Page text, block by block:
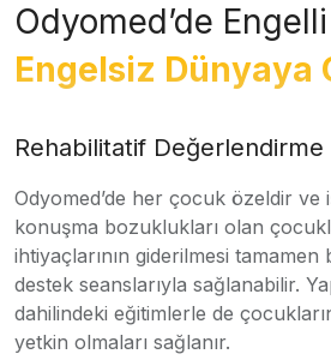
Odyomed’de
Engelsiz Dünyaya
Rehabilitatif Değerlendirme
Odyomed’de her çocuk özeldir ve
konuşma bozuklukları olan
ihtiyaçlarının giderilmesi tamamen
destek seanslarıyla sağlanabilir.
dahilindeki eğitimlerle de
yetkin olmaları sağlanır.